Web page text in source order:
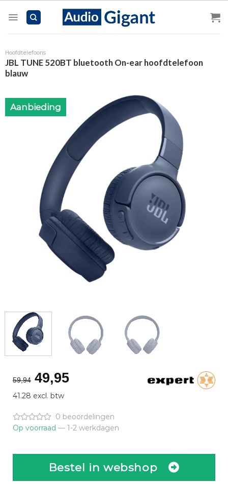
Hoofdtelefoons
JBL TUNE 520BT bluetooth On-ear hoofdtelefoon
blauw
Aanbieding
59,94 Oorspronkelijke
prijs
was:
€59,94.
49,95Huidige
€49,95.
41.28 excl. btw
0 beoordelingen
Op voorraad — 1-2 werkdagen
Bestel in webshop